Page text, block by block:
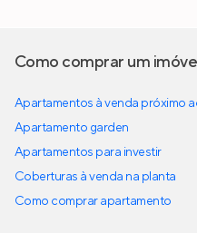
Como comprar um
Apartamentos à venda próximo
Apartamento garden
Apartamentos para investir
Coberturas à venda na planta
Como comprar apartamento